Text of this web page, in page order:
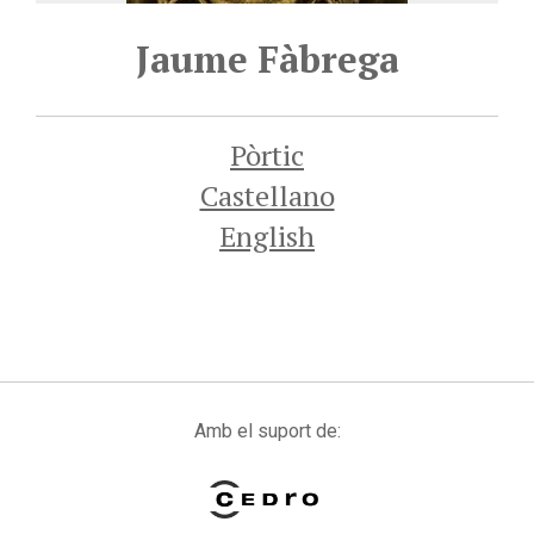
Jaume Fàbrega
Pòrtic
Castellano
English
Amb el suport de: